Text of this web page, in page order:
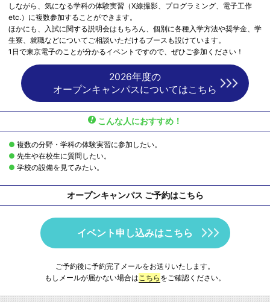
しながら、気になる学科の体験実習（X線撮影、プログラミング、電子工作
etc.）に複数参加することができます。
ほかにも、入試に関する説明会はもちろん、個別に各種入学方法や奨学金、学
生寮、就職などについてご相談いただけるブースも設けています。
1日で東京電子のことが分かるイベントですので、ぜひご参加ください！
2026年度の
オープンキャンパスについてはこちら
こんな人におすすめ！
複数の分野・学科の体験実習に参加したい。
先生や在校生に質問したい。
学校の設備を見てみたい。
オープンキャンパス ご予約はこちら
イベント申し込みはこちら
ご予約後に予約完了メールをお送りいたします。
もしメールが届かない場合は こちら をご確認ください。